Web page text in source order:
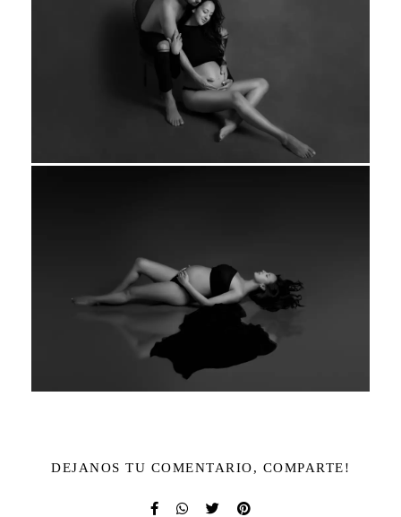
DEJANOS TU COMENTARIO, COMPARTE!